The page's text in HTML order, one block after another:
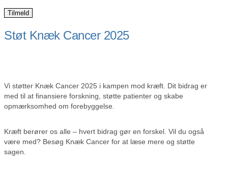
Støt Knæk Cancer 2025
Vi støtter Knæk Cancer 2025 i kampen mod kræft. Dit bidrag er
med til at finansiere forskning, støtte patienter og skabe
opmærksomhed om forebyggelse.
Kræft berører os alle – hvert bidrag gør en forskel. Vil du også
være med? Besøg Knæk Cancer for at læse mere og støtte
sagen.